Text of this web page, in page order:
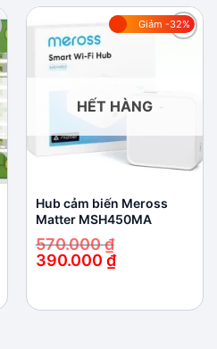
Giảm -32%
HẾT HÀNG
Hub cảm biến Meross
Matter MSH450MA
570.000₫
Giá
570.000 ₫.
390.000 ₫
Giá
là: